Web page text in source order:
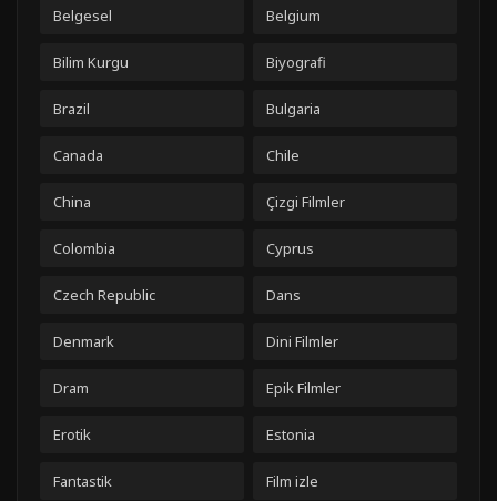
Belgesel Belgium
Bilim Kurgu Biyografi
Brazil Bulgaria
Canada Chile
China Çizgi Filmler
Colombia Cyprus
Czech Republic Dans
Denmark Dini Filmler
Dram Epik Filmler
Erotik Estonia
Fantastik Film izle